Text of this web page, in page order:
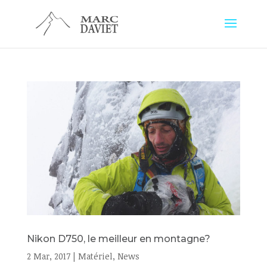
Nikon D750, le meilleur en montagne?
2 Mar, 2017| Matériel, News